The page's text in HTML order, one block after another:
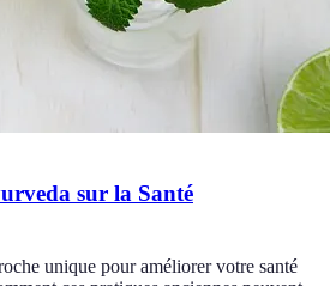
sur la Santé
unique pour améliorer votre santé